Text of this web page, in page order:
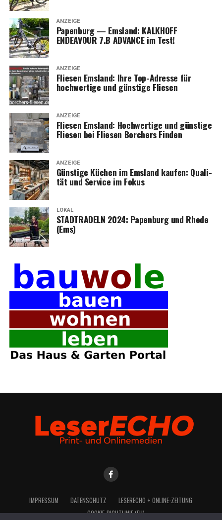
ANZEIGE
Papen­burg — Ems­land: KALKHOFF
ENDEAVOUR 7.B ADVANCE im Test!
ANZEIGE
Flie­sen Ems­land: Ihre Top-Adres­se für
hoch­wer­ti­ge und güns­ti­ge Fliesen
ANZEIGE
Flie­sen Ems­land: Hoch­wer­ti­ge und güns­ti­ge
Flie­sen bei Flie­sen Bor­chers Finden
ANZEIGE
Güns­ti­ge Küchen im Ems­land kau­fen: Qua­li­
tät und Ser­vice im Fokus
LOKAL
STADTRADELN 2024: Papen­burg und Rhe­de
(Ems)
IMPRES­SUM DATEN­SCHUTZ
LESE­R­ECHO + ONLINE-ZEITUNG
COO­KIE-RICH­T­­LI­­NIE (EU)